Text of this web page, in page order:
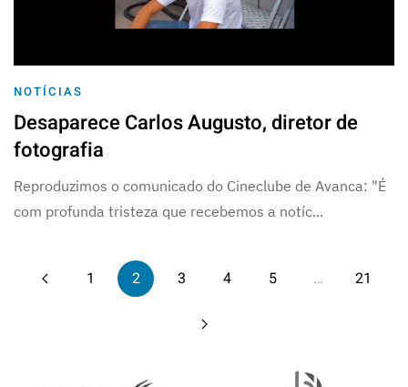
NOTÍCIAS
Desaparece Carlos Augusto, diretor de
fotografia
Reproduzimos o comunicado do Cineclube de Avanca: "É
com profunda tristeza que recebemos a notíc...
1 2 3 4 5 … 21